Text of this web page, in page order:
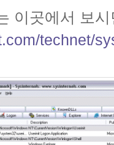
이곳에서 보
technet/